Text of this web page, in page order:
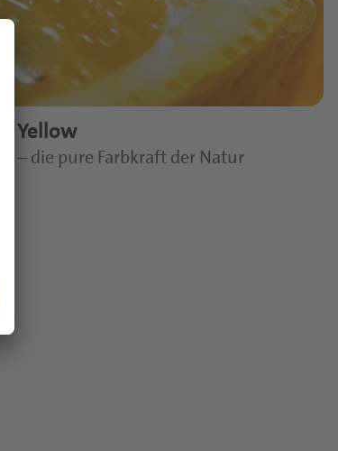
Yellow
– die pure Farbkraft der Natur